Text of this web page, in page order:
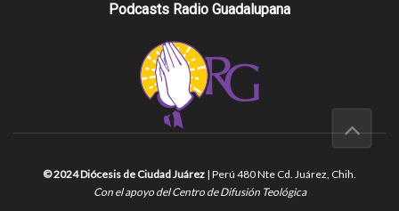
Podcasts Radio Guadalupana
© 2024 Diócesis de Ciudad Juárez | Perú 480 Nte Cd. Juárez, Chih.
Con el apoyo del Centro de Difusión Teológica